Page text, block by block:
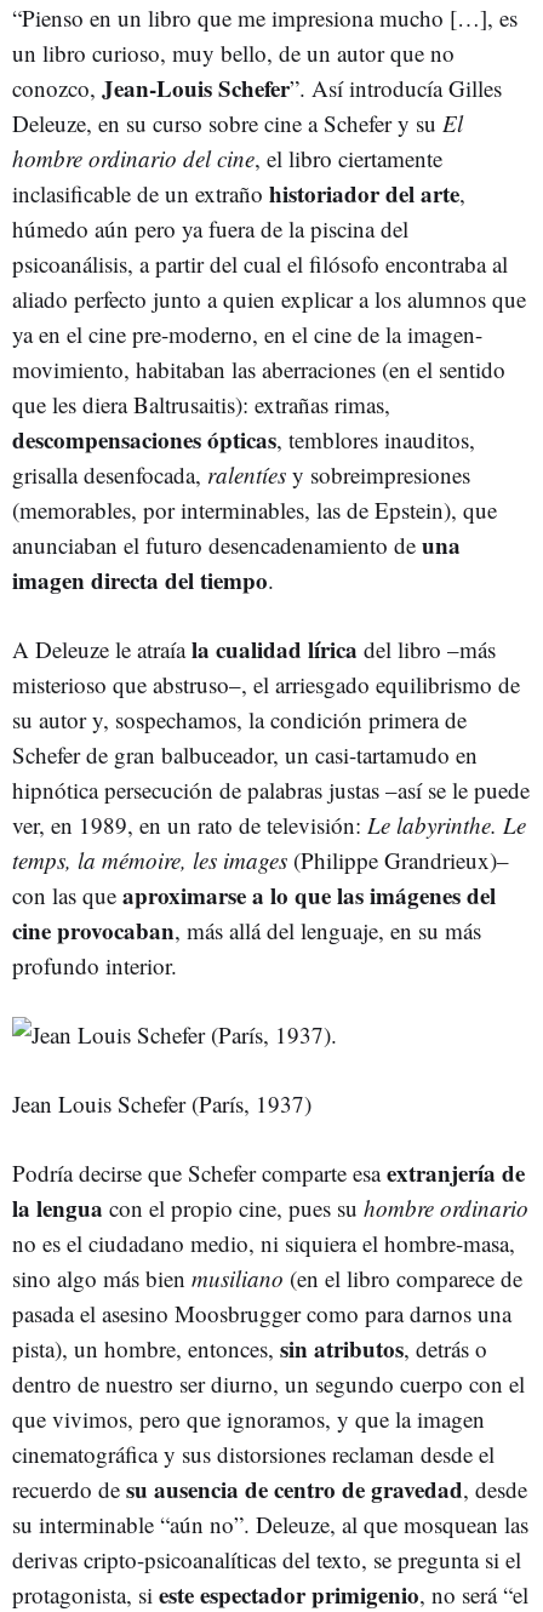
“Pienso en un libro que me impresiona mucho […], es
un libro curioso, muy bello, de un autor que no
conozco, Jean-Louis Schefer”. Así introducía Gilles
Deleuze, en su curso sobre cine a Schefer y su El
hombre ordinario del cine, el libro ciertamente
inclasificable de un extraño historiador del arte,
húmedo aún pero ya fuera de la piscina del
psicoanálisis, a partir del cual el filósofo encontraba al
aliado perfecto junto a quien explicar a los alumnos que
ya en el cine pre-moderno, en el cine de la imagen-
movimiento, habitaban las aberraciones (en el sentido
que les diera Baltrusaitis): extrañas rimas,
descompensaciones ópticas, temblores inauditos,
grisalla desenfocada, ralentíes y sobreimpresiones
(memorables, por interminables, las de Epstein), que
anunciaban el futuro desencadenamiento de una
imagen directa del tiempo.
A Deleuze le atraíala cualidad lírica del libro –más
misterioso que abstruso–, el arriesgado equilibrismo de
su autor y, sospechamos, la condición primera de
Schefer de gran balbuceador, un casi-tartamudo en
hipnótica persecución de palabras justas –así se le puede
ver, en 1989, en un rato de televisión: Le labyrinthe. Le
temps, la mémoire, les images (Philippe Grandrieux)–
con las que aproximarse a lo que las imágenes del
cine provocaban, más allá del lenguaje, en su más
profundo interior.
Jean Louis Schefer (París, 1937)
Podría decirse que Schefer comparte esaextranjería de
la lengua con el propio cine, pues su hombre ordinario
no es el ciudadano medio, ni siquiera el hombre-masa,
sino algo más bien musiliano (en el libro comparece de
pasada el asesino Moosbrugger como para darnos una
pista), un hombre, entonces, sin atributos, detrás o
dentro de nuestro ser diurno, un segundo cuerpo con el
que vivimos, pero que ignoramos, y que la imagen
cinematográfica y sus distorsiones reclaman desde el
recuerdo de su ausencia de centro de gravedad, desde
su interminable “aún no”. Deleuze, al que mosquean las
derivas cripto-psicoanalíticas del texto, se pregunta si el
protagonista, si este espectador primigenio, no será “el